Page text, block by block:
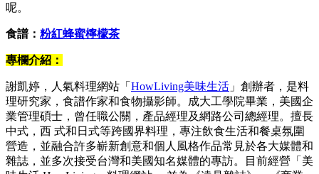
呢。
食譜： 粉紅蜂蜜檸檬茶
專欄介紹：
謝凱婷，人氣料理網站「 HowLiving美味生活 」創辦者，是料
理研究家，食譜作家和食物攝影師。成大工學院畢業，美國企
業管理碩士，曾任職公關，產品經理及網路公司總經理。擅長
中式，西 式和日式等跨國界料理，專注飲食生活和餐桌氛圍
營造，並融合許多嶄新創意和個人風格作品常見於各大媒體和
雜誌，並多次接受台灣和美國知名媒體的專訪。目前經營「美